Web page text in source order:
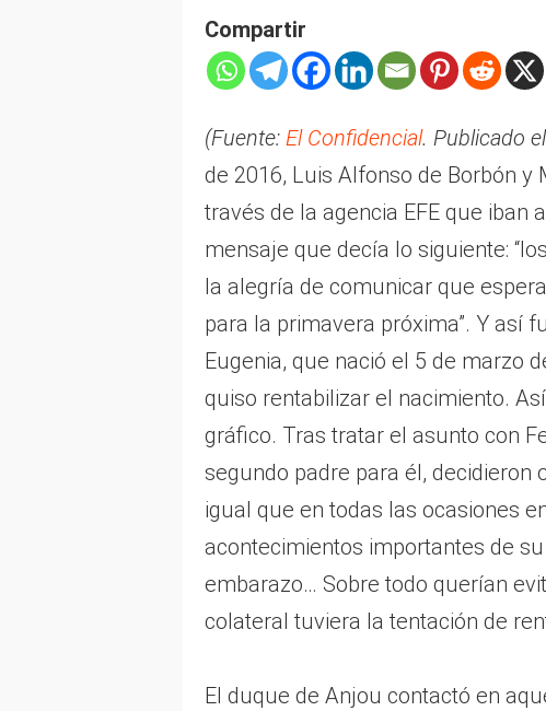
Compartir
(Fuente: El Confidencial. Publicado
de 2016, Luis Alfonso de Borbón y
través de la agencia EFE que iban
mensaje que decía lo siguiente:
la alegría de comunicar que
para la primavera próxima”. Y así
Eugenia, que nació el 5 de marzo
quiso rentabilizar el nacimiento.
gráfico. Tras tratar el asunto con
segundo padre para él, decidieron
igual que en todas las ocasiones
acontecimientos importantes de
embarazo… Sobre todo querían
colateral tuviera la tentación de
El duque de Anjou contactó en